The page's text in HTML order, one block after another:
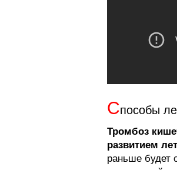
Способы
Тромбоз
развитием
раньше будет